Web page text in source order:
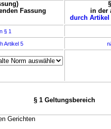
Fassung
in der
durch Artikel
§ 1
Artikel 5
§ 1 Geltungsbereich
Gerichten